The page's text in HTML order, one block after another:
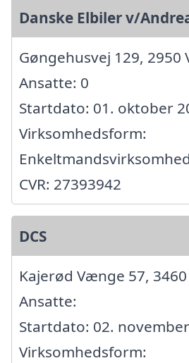
Danske Elbiler v/
Gøngehusvej 129, 2950
Ansatte: 0
Startdato: 01. oktober
Virksomhedsform:
Enkeltmandsvirksomhed
CVR: 27393942
DCS
Kajerød Vænge 57,
Ansatte:
Startdato: 02.
Virksomhedsform: